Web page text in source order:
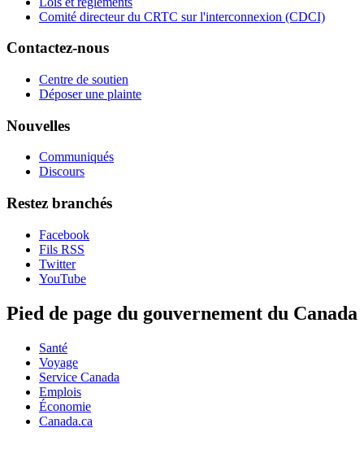
Comité directeur du CRTC sur l'interconnexion (CDCI)
Contactez-nous
Centre de soutien
Déposer une plainte
Nouvelles
Communiqués
Discours
Restez branchés
Facebook
Fils RSS
Twitter
YouTube
Pied de page du gouvernement du Canada
Santé
Voyage
Service Canada
Emplois
Économie
Canada.ca